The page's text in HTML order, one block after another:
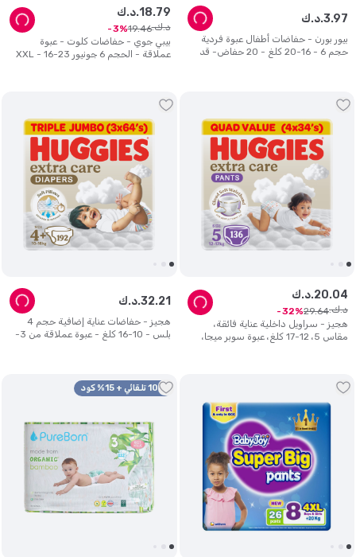
بيور بورن - حفاضات أطفال عبوة فردية
حجم 6 - 16-20 كلغ - 20 حفاض- قد
د.ك.3.97
بيبي جوي - حفاضات كلوت - عبوة
عملاقة - الحجم 6 جونيور XXL - 16-23
د.ك.18.79
د.ك. 19.46
3
هجيز - سراويل داخلية عناية فائقة،
مقاس 5، 12-17 كلغ، عبوة سوبر ميجا،
د.ك.20.04
د.ك. 29.64
32
هجيز - حفاضات عناية إضافية حجم 4
بلس - 10-16 كلغ - عبوة عملاقة من 3-
د.ك.32.21
10% تلقائي + 15% كود